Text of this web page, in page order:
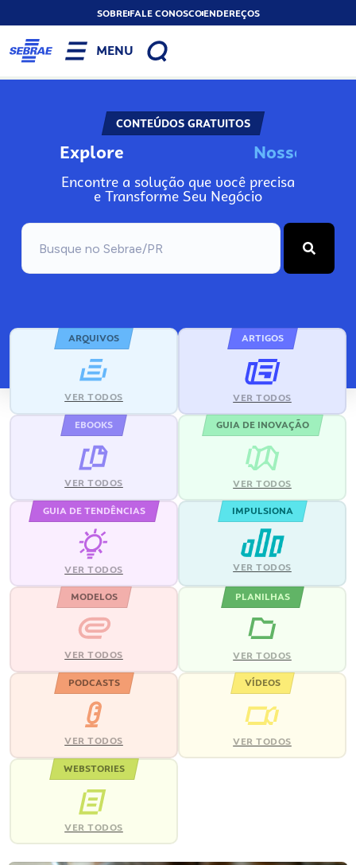
SOBREFALE CONOSCOENDEREÇOS
MENU
CONTEÚDOS GRATUITOS
Explore Nosso
Encontre a solução que você precisa
e Transforme Seu Negócio
ARQUIVOS
VER TODOS
ARTIGOS
VER TODOS
EBOOKS
VER TODOS
GUIA DE INOVAÇÃO
VER TODOS
GUIA DE TENDÊNCIAS
VER TODOS
IMPULSIONA
VER TODOS
MODELOS
VER TODOS
PLANILHAS
VER TODOS
PODCASTS
VER TODOS
VÍDEOS
VER TODOS
WEBSTORIES
VER TODOS